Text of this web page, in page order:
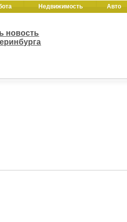
Недвижимость Авто
новость